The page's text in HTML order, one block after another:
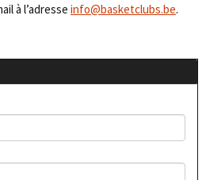
à l’adresse info@basketclubs.be.